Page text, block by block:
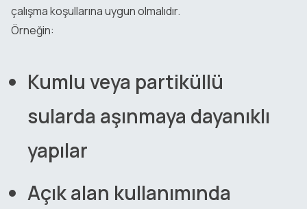
çalışma koşullarına uygun olmalıdır.
Örneğin:
Kumlu veya partiküllü
sularda aşınmaya dayanıklı
yapılar
Açık alan kullanımında